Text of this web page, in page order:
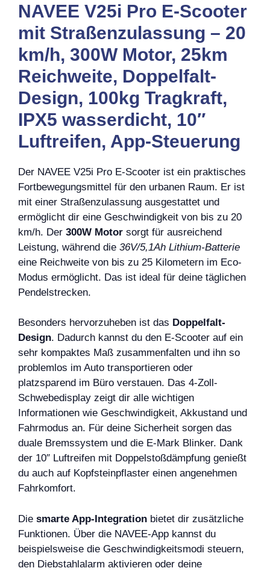
NAVEE V25i Pro E-Scooter
mit Straßenzulassung – 20
km/h, 300W Motor, 25km
Reichweite, Doppelfalt-
Design, 100kg Tragkraft,
IPX5 wasserdicht, 10″
Luftreifen, App-Steuerung
Der NAVEE V25i Pro E-Scooter ist ein praktisches
Fortbewegungsmittel für den urbanen Raum. Er ist
mit einer Straßenzulassung ausgestattet und
ermöglicht dir eine Geschwindigkeit von bis zu 20
km/h. Der 300W Motor sorgt für ausreichend
Leistung, während die 36V/5,1Ah Lithium-Batterie
eine Reichweite von bis zu 25 Kilometern im Eco-
Modus ermöglicht. Das ist ideal für deine täglichen
Pendelstrecken.
Besonders hervorzuheben ist das Doppelfalt-
Design. Dadurch kannst du den E-Scooter auf ein
sehr kompaktes Maß zusammenfalten und ihn so
problemlos im Auto transportieren oder
platzsparend im Büro verstauen. Das 4-Zoll-
Schwebedisplay zeigt dir alle wichtigen
Informationen wie Geschwindigkeit, Akkustand und
Fahrmodus an. Für deine Sicherheit sorgen das
duale Bremssystem und die E-Mark Blinker. Dank
der 10″ Luftreifen mit Doppelstoßdämpfung genießt
du auch auf Kopfsteinpflaster einen angenehmen
Fahrkomfort.
Die smarte App-Integration bietet dir zusätzliche
Funktionen. Über die NAVEE-App kannst du
beispielsweise die Geschwindigkeitsmodi steuern,
den Diebstahlalarm aktivieren oder deine